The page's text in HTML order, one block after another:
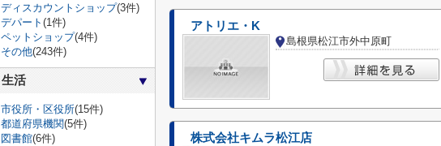
アトリエ・K
島根県松江市外中原町
株式会社キムラ松江店
ディスカウントショップ(3件)
デパート (1件)
ペットショップ(4件)
その他(243件)
生活
市役所・区役所(15件)
都道府県機関(5件)
図書館(6件)